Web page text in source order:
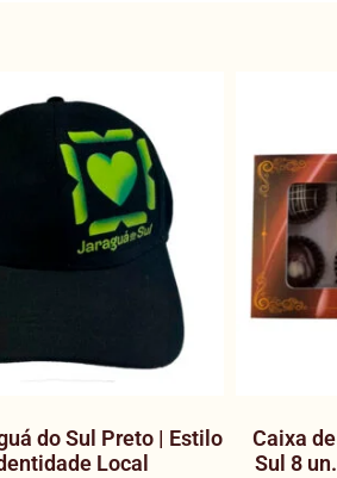
do Sul Preto | Estilo
Local
Caixa
Sul 8